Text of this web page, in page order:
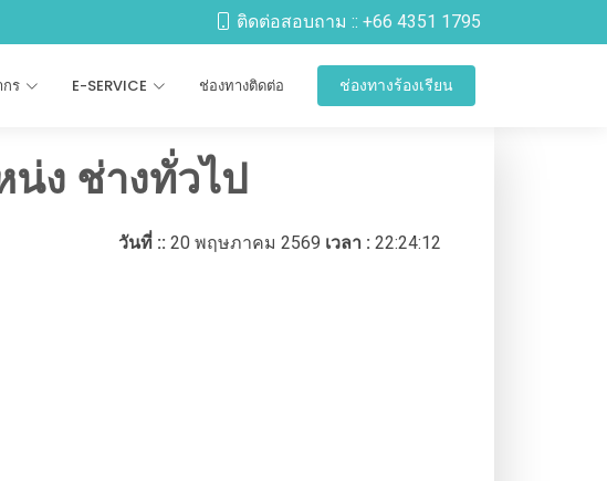
ติดต่อสอบถาม :: +66 4351 1795
ร E-SERVICE ช่องทางติดต่อ ช่องทางร้องเรียน
ง ช่างทั่วไป
วันที่ :: 20 พฤษภาคม 2569 เวลา : 22:24:12